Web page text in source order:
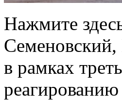
Нажмите
Семеновский,
в рамках